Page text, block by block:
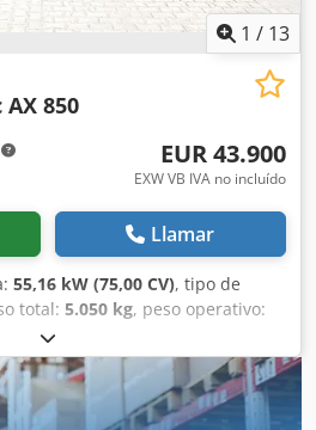
1 / 13
850
EUR 43.900
EXW VB IVA no incluído
Llamar
55,16 kW (75,00 CV), tipo de
total: 5.050 kg, peso operativo:
2023
de máquina/vehículo:
UVV, cabina, horquillas para
estándar, tracción a las cuatro